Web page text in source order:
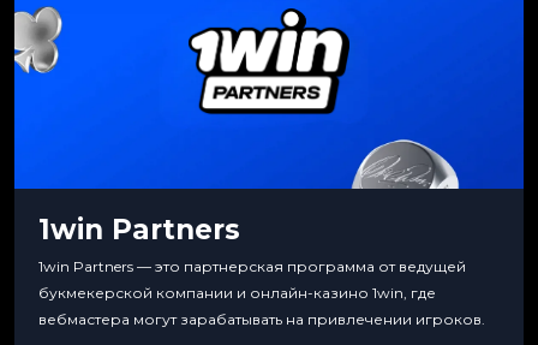
1win Partners
1win Partners — это партнерская программа от ведущей
букмекерской компании и онлайн-казино 1win, где
вебмастера могут зарабатывать на привлечении игроков.